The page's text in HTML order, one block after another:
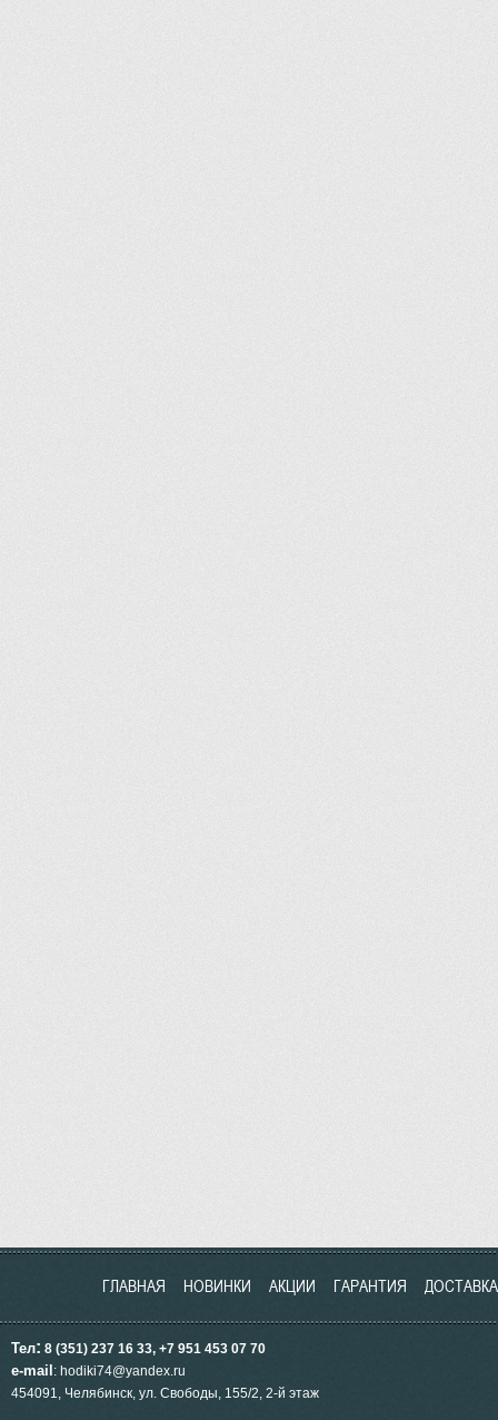
ГЛАВНАЯ НОВИНКИ АКЦИИ ГАРАНТИЯ ДОСТАВКА
Тел: 8 (351) 237 16 33, +7 951 453 07 70
e-mail : hodiki74@yandex.ru
454091, Челябинск, ул. Свободы, 155/2, 2-й этаж